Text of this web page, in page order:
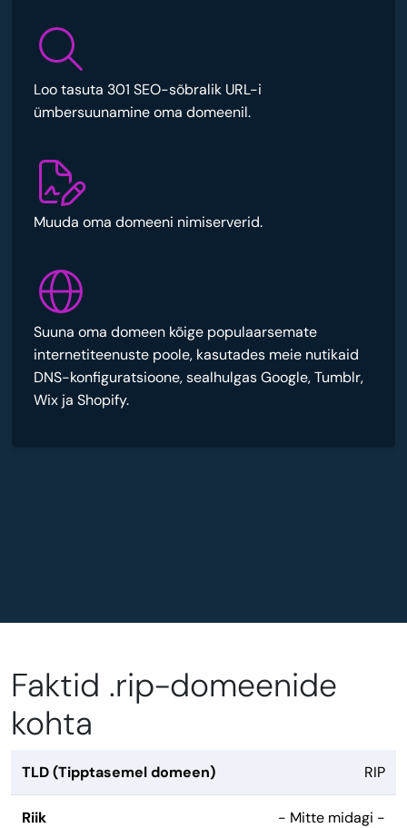
Loo tasuta 301 SEO-sõbralik URL-i
ümbersuunamine oma domeenil.
Muuda oma domeeni nimiserverid.
Suuna oma domeen kõige populaarsemate
internetiteenuste poole, kasutades meie nutikaid
DNS-konfiguratsioone, sealhulgas Google, Tumblr,
Wix ja Shopify.
Faktid .rip-domeenide
kohta
TLD (Tipptasemel domeen) RIP
Riik - Mitte midagi -